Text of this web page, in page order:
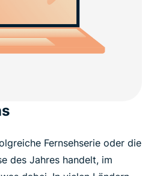
Fernsehserie oder die
des Jahres handelt, im